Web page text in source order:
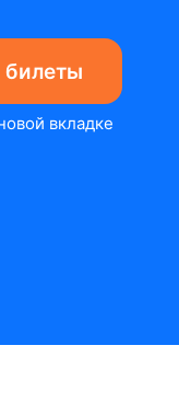
билеты
вкладке